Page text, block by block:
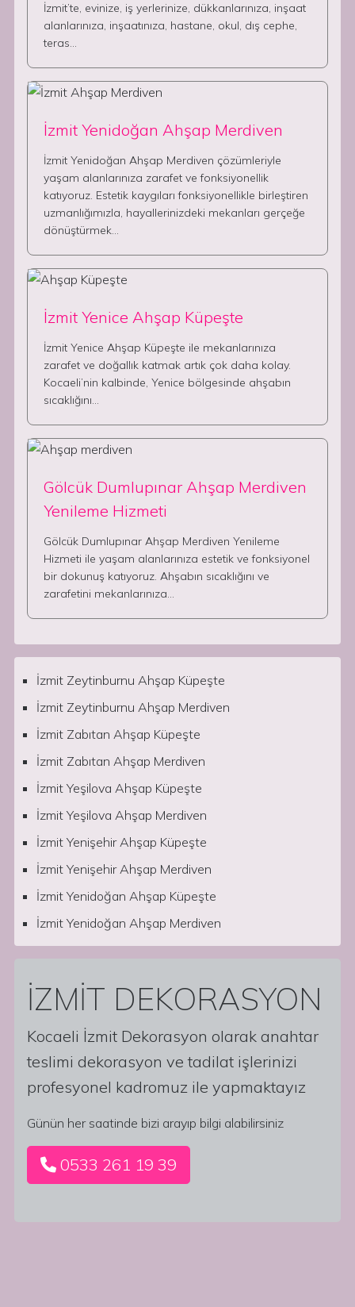
İzmit’te, evinize, iş yerlerinize, dükkanlarınıza, inşaat
alanlarınıza, inşaatınıza, hastane, okul, dış cephe,
teras…
İzmit Yenidoğan Ahşap Merdiven
İzmit Yenidoğan Ahşap Merdiven çözümleriyle
yaşam alanlarınıza zarafet ve fonksiyonellik
katıyoruz. Estetik kaygıları fonksiyonellikle birleştiren
uzmanlığımızla, hayallerinizdeki mekanları gerçeğe
dönüştürmek…
İzmit Yenice Ahşap Küpeşte
İzmit Yenice Ahşap Küpeşte ile mekanlarınıza
zarafet ve doğallık katmak artık çok daha kolay.
Kocaeli’nin kalbinde, Yenice bölgesinde ahşabın
sıcaklığını…
Gölcük Dumlupınar Ahşap Merdiven
Yenileme Hizmeti
Gölcük Dumlupınar Ahşap Merdiven Yenileme
Hizmeti ile yaşam alanlarınıza estetik ve fonksiyonel
bir dokunuş katıyoruz. Ahşabın sıcaklığını ve
zarafetini mekanlarınıza…
İzmit Zeytinburnu Ahşap Küpeşte
İzmit Zeytinburnu Ahşap Merdiven
İzmit Zabıtan Ahşap Küpeşte
İzmit Zabıtan Ahşap Merdiven
İzmit Yeşilova Ahşap Küpeşte
İzmit Yeşilova Ahşap Merdiven
İzmit Yenişehir Ahşap Küpeşte
İzmit Yenişehir Ahşap Merdiven
İzmit Yenidoğan Ahşap Küpeşte
İzmit Yenidoğan Ahşap Merdiven
İZMİT DEKORASYON
Kocaeli İzmit Dekorasyon olarak anahtar
teslimi dekorasyon ve tadilat işlerinizi
profesyonel kadromuz ile yapmaktayız
Günün her saatinde bizi arayıp bilgi alabilirsiniz
0533 261 19 39